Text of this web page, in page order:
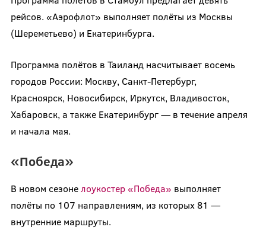
рейсов. «Аэрофлот» выполняет полёты из Москвы
(Шереметьево) и Екатеринбурга.
Программа полётов в Таиланд насчитывает восемь
городов России: Москву, Санкт-Петербург,
Красноярск, Новосибирск, Иркутск, Владивосток,
Хабаровск, а также Екатеринбург — в течение апреля
и начала мая.
«Победа»
В новом сезонелоукостер «Победа» выполняет
полёты по 107 направлениям, из которых 81 —
внутренние маршруты.